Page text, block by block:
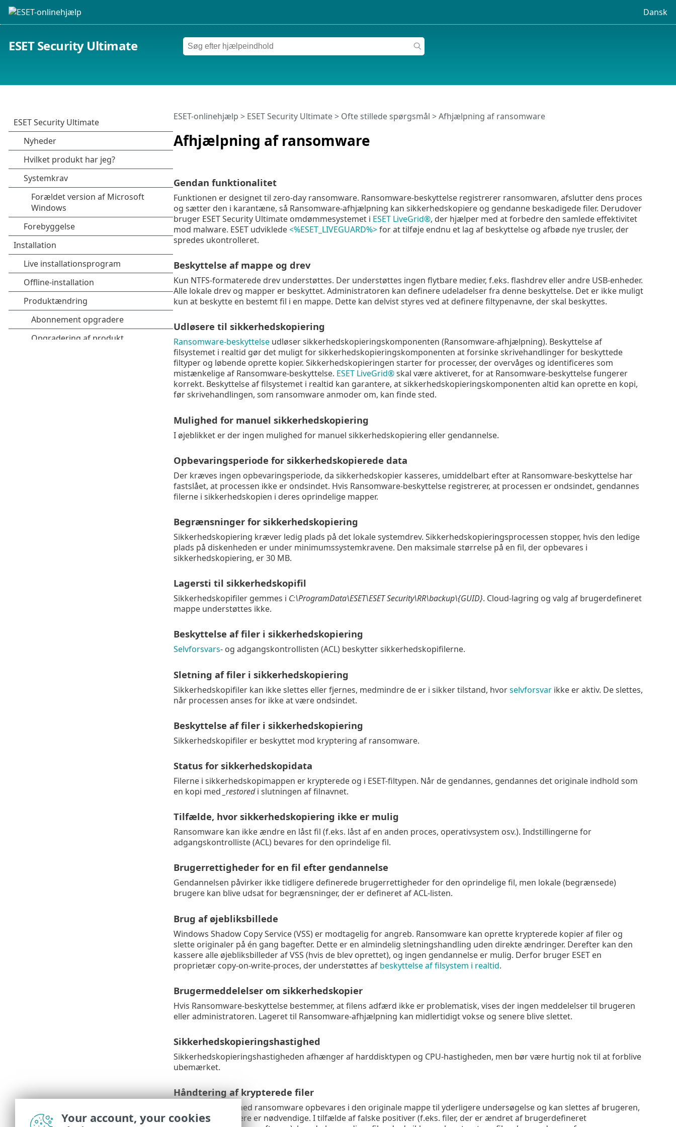
Dansk
ESET Security Ultimate
Afhjælpning af ransomware
ESET-onlinehjælp > ESET Security Ultimate> Ofte stillede spørgsmål > Afhjælpning af ransomware
Gendan funktionalitet
Funktionen er designet til zero-day ransomware. Ransomware-beskyttelse registrerer ransomwaren, afslutter dens proces
og sætter den i karantæne, så Ransomware-afhjælpning kan sikkerhedskopiere og gendanne beskadigede filer. Derudover
bruger ESET Security Ultimate omdømmesystemet i ESET LiveGrid®, der hjælper med at forbedre den samlede effektivitet
mod malware. ESET udviklede<%ESET_LIVEGUARD%>for at tilføje endnu et lag af beskyttelse og afbøde nye trusler, der
spredes ukontrolleret.
Beskyttelse af mappe og drev
Kun NTFS-formaterede drev understøttes. Der understøttes ingen flytbare medier, f.eks. flashdrev eller andre USB-enheder.
Alle lokale drev og mapper er beskyttet. Administratoren kan definere udeladelser fra denne beskyttelse. Det er ikke muligt
kun at beskytte en bestemt fil i en mappe. Dette kan delvist styres ved at definere filtypenavne, der skal beskyttes.
Udløsere til sikkerhedskopiering
Ransomware-beskyttelseudløser sikkerhedskopieringskomponenten (Ransomware-afhjælpning). Beskyttelse af
filsystemet i realtid gør det muligt for sikkerhedskopieringskomponenten at forsinke skrivehandlinger for beskyttede
filtyper og løbende oprette kopier. Sikkerhedskopieringen starter for processer, der overvåges og identificeres som
mistænkelige af Ransomware-beskyttelse. ESET LiveGrid®skal være aktiveret, for at Ransomware-beskyttelse fungerer
korrekt. Beskyttelse af filsystemet i realtid kan garantere, at sikkerhedskopieringskomponenten altid kan oprette en kopi,
før skrivehandlingen, som ransomware anmoder om, kan finde sted.
Mulighed for manuel sikkerhedskopiering
I øjeblikket er der ingen mulighed for manuel sikkerhedskopiering eller gendannelse.
Opbevaringsperiode for sikkerhedskopierede data
Der kræves ingen opbevaringsperiode, da sikkerhedskopier kasseres, umiddelbart efter at Ransomware-beskyttelse har
fastslået, at processen ikke er ondsindet. Hvis Ransomware-beskyttelse registrerer, at processen er ondsindet, gendannes
filerne i sikkerhedskopien i deres oprindelige mapper.
Begrænsninger for sikkerhedskopiering
Sikkerhedskopiering kræver ledig plads på det lokale systemdrev. Sikkerhedskopieringsprocessen stopper, hvis den ledige
plads på diskenheden er under minimumssystemkravene. Den maksimale størrelse på en fil, der opbevares i
sikkerhedskopiering, er 30 MB.
Lagersti til sikkerhedskopifil
Sikkerhedskopifiler gemmes i C:\ProgramData\ESET\ESET Security\RR\backup\{GUID}. Cloud-lagring og valg af brugerdefineret
mappe understøttes ikke.
Beskyttelse af filer i sikkerhedskopiering
Selvforsvars- og adgangskontrollisten (ACL) beskytter sikkerhedskopifilerne.
Sletning af filer i sikkerhedskopiering
Sikkerhedskopifiler kan ikke slettes eller fjernes, medmindre de er i sikker tilstand, hvorselvforsvarikke er aktiv. De slettes,
når processen anses for ikke at være ondsindet.
Beskyttelse af filer i sikkerhedskopiering
Sikkerhedskopifiler er beskyttet mod kryptering af ransomware.
Status for sikkerhedskopidata
Filerne i sikkerhedskopimappen er krypterede og i ESET-filtypen. Når de gendannes, gendannes det originale indhold som
en kopi med _restoredi slutningen af filnavnet.
Tilfælde, hvor sikkerhedskopiering ikke er mulig
Ransomware kan ikke ændre en låst fil (f.eks. låst af en anden proces, operativsystem osv.). Indstillingerne for
adgangskontrolliste (ACL) bevares for den oprindelige fil.
Brugerrettigheder for en fil efter gendannelse
Gendannelsen påvirker ikke tidligere definerede brugerrettigheder for den oprindelige fil, men lokale (begrænsede)
brugere kan blive udsat for begrænsninger, der er defineret af ACL-listen.
Brug af øjebliksbillede
Windows Shadow Copy Service (VSS) er modtagelig for angreb. Ransomware kan oprette krypterede kopier af filer og
slette originaler på én gang bagefter. Dette er en almindelig sletningshandling uden direkte ændringer. Derefter kan den
kassere alle øjebliksbilleder af VSS (hvis de blev oprettet), og ingen gendannelse er mulig. Derfor bruger ESET en
proprietær copy-on-write-proces, der understøttes af beskyttelse af filsystem i realtid.
Brugermeddelelser om sikkerhedskopier
Hvis Ransomware-beskyttelse bestemmer, at filens adfærd ikke er problematisk, vises der ingen meddelelser til brugeren
eller administratoren. Lageret til Ransomware-afhjælpning kan midlertidigt vokse og senere blive slettet.
Sikkerhedskopieringshastighed
Sikkerhedskopieringshastigheden afhænger af harddisktypen og CPU-hastigheden, men bør være hurtig nok til at forblive
ubemærket.
Håndtering af krypterede filer
Krypterede filer med ransomware opbevares i den originale mappe til yderligere undersøgelse og kan slettes af brugeren,
hvis de ikke længere er nødvendige. I tilfælde af falske positiver (f.eks. filer, der er ændret af brugerdefineret
Your account, your cookies